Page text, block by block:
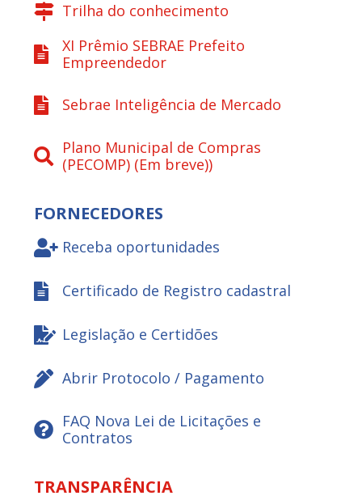
Trilha do conhecimento
XI Prêmio SEBRAE Prefeito
Empreendedor
Sebrae Inteligência de Mercado
Plano Municipal de Compras
(PECOMP) (Em breve))
FORNECEDORES
Receba oportunidades
Certificado de Registro cadastral
Legislação e Certidões
Abrir Protocolo / Pagamento
FAQ Nova Lei de Licitações e
Contratos
TRANSPARÊNCIA